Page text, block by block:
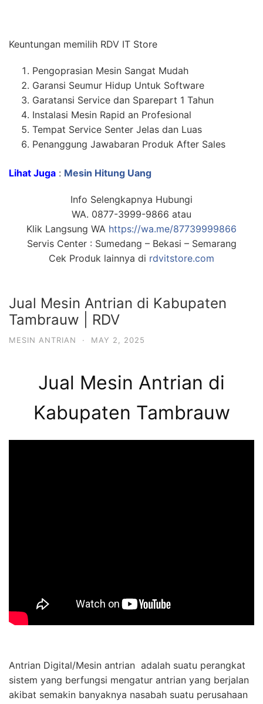
Keuntungan memilih RDV IT Store
Pengoprasian Mesin Sangat Mudah
Garansi Seumur Hidup Untuk Software
Garatansi Service dan Sparepart 1 Tahun
Instalasi Mesin Rapid an Profesional
Tempat Service Senter Jelas dan Luas
Penanggung Jawabaran Produk After Sales
Lihat Juga : Mesin Hitung Uang
Info Selengkapnya Hubungi
WA. 0877-3999-9866 atau
Klik Langsung WA https://wa.me/87739999866
Servis Center : Sumedang – Bekasi – Semarang
Cek Produk lainnya di rdvitstore.com
Jual Mesin Antrian di Kabupaten
Tambrauw | RDV
MESIN ANTRIAN · MAY 2, 2025
Jual Mesin Antrian di
Kabupaten Tambrauw
Antrian Digital/Mesin antrian adalah suatu perangkat
sistem yang berfungsi mengatur antrian yang berjalan
akibat semakin banyaknya nasabah suatu perusahaan